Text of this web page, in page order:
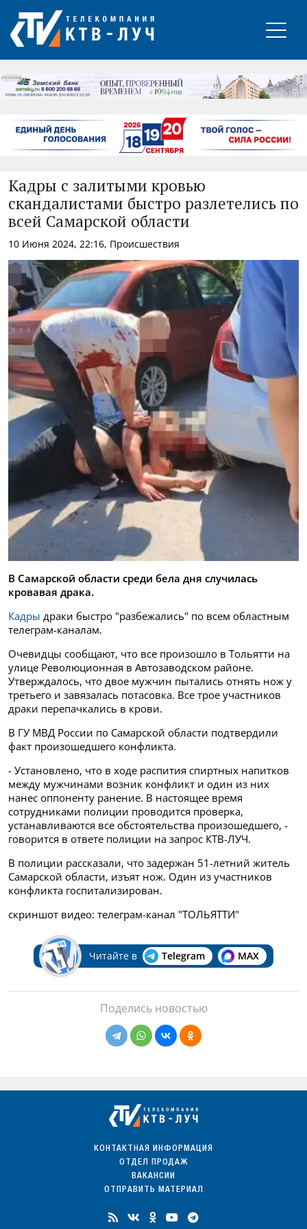
РЕКЛАМА
Кадры с залитыми кровью
скандалистами быстро разлетелись по
всей Самарской области
10 Июня 2024, 22:16, Происшествия
В Самарской области среди бела дня случилась
кровавая драка.
Кадры драки быстро "разбежались" по всем областным
телеграм-каналам.
Очевидцы сообщают, что все произошло в Тольятти на
улице Революционная в Автозаводском районе.
Утверждалось, что двое мужчин пытались отнять нож у
третьего и завязалась потасовка. Все трое участников
драки перепачкались в крови.
В ГУ МВД России по Самарской области подтвердили
факт произошедшего конфликта.
- Установлено, что в ходе распития спиртных напитков
между мужчинами возник конфликт и один из них
нанес оппоненту ранение. В настоящее время
сотрудниками полиции проводится проверка,
устанавливаются все обстоятельства произошедшего, -
говорится в ответе полиции на запрос КТВ-ЛУЧ.
В полиции рассказали, что задержан 51-летний житель
Самарской области, изъят нож. Один из участников
конфликта госпитализирован.
скриншот видео: телеграм-канал "ТОЛЬЯТТИ"
Читайте в Telegram MAX
Поделись новостью
КОНТАКТНАЯ ИНФОРМАЦИЯ
ОТДЕЛ ПРОДАЖ
ВАКАНСИИ
ОТПРАВИТЬ МАТЕРИАЛ